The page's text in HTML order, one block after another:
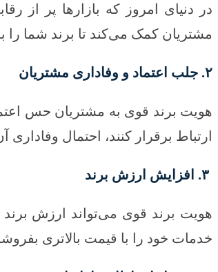
در دنیای امروز که بازارها پر از
مشتریان کمک می‌کند تا برند شما را
۲. جلب اعتماد و وفاداری مشتریان
هویت برند قوی به مشتریان حس
ارتباط برقرار کنند، احتمال وفاداری
هویت برند قوی می‌تواند ارزش برند
خدمات خود را با قیمت بالاتری